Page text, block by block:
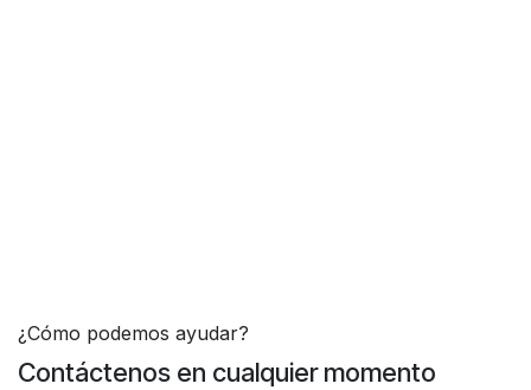
¿Cómo podemos ayudar?
Contáctenos en cualquier momento